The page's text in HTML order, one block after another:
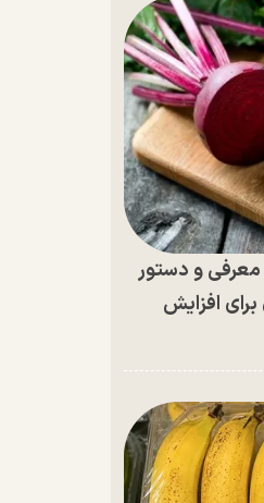
و دستور
افزایش